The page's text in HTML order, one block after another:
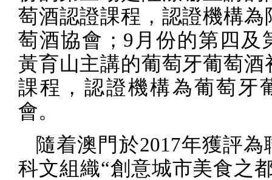
萄酒認證課程，認證機構為
萄酒協會； 9 月份的第四及
黃育山主講的葡萄牙葡萄酒
課程，認證機構為葡萄牙
會。
隨着澳門於2017年獲評為
科文組織“創意城市美食之